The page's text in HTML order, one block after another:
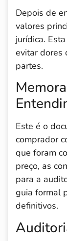
Depois de
valores
jurídica.
evitar dores
partes.
Este é o
comprador
que foram
preço, as
para a
guia formal
definitivos.